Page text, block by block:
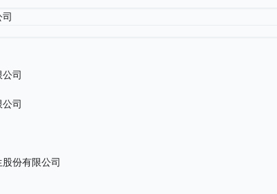
司
司
份有限公司